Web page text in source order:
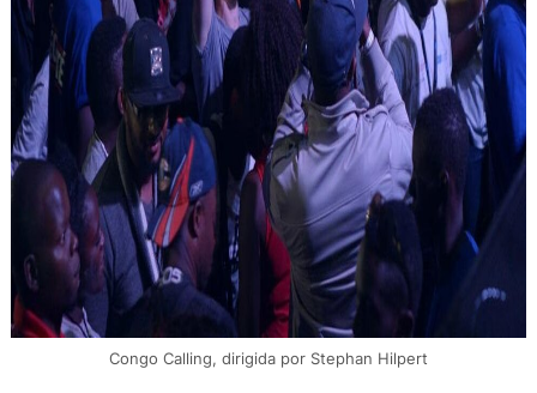
Congo Calling, dirigida por Stephan Hilpert